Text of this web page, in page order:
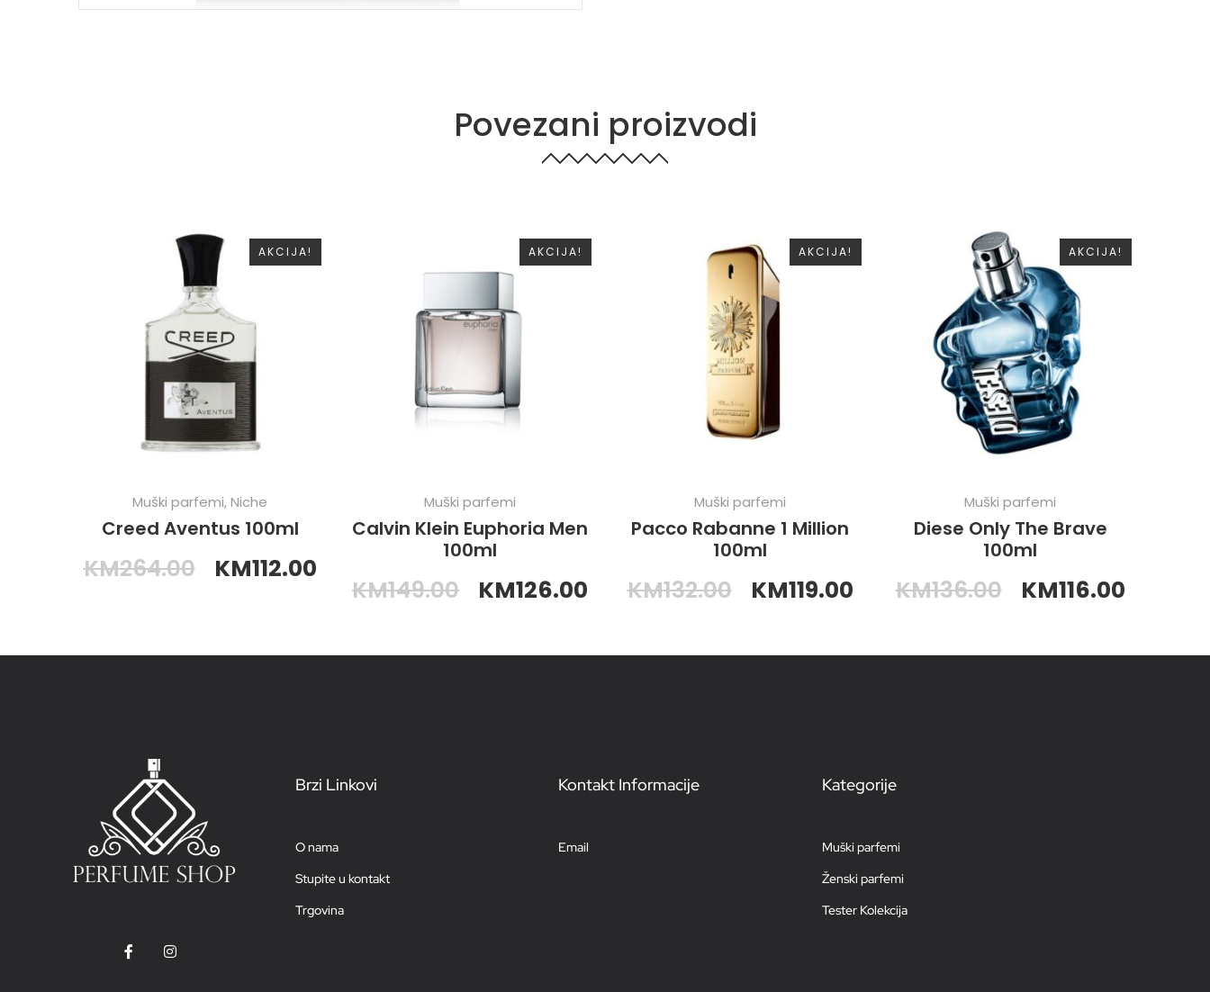
Povezani proizvodi
AKCIJA!
Muški parfemi,Niche
Creed Aventus 100ml
KM264.00 KM112.00
AKCIJA!
Muški parfemi
Calvin Klein Euphoria Men
100ml
KM149.00 KM126.00
AKCIJA!
Muški parfemi
Pacco Rabanne 1 Million
100ml
KM132.00 KM119.00
AKCIJA!
Muški parfemi
Diese Only The Brave
100ml
KM136.00 KM116.00
Brzi Linkovi
O nama
Stupite u kontakt
Trgovina
Kontakt Informacije
Email
Kategorije
Muški parfemi
Ženski parfemi
Tester Kolekcija